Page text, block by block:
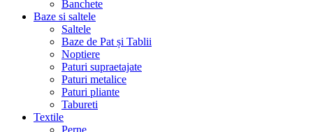
Banchete
Baze si saltele
Saltele
Baze de Pat și Tablii
Noptiere
Paturi supraetajate
Paturi metalice
Paturi pliante
Tabureti
Textile